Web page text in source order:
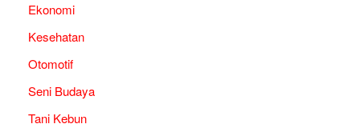
Ekonomi
Kesehatan
Otomotif
Seni Budaya
Tani Kebun